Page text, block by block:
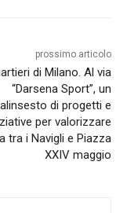
prossimo articolo
di Milano. Al via
“Darsena Sport”, un
di progetti e
per valorizzare
tra i Navigli e Piazza
XXIV maggio